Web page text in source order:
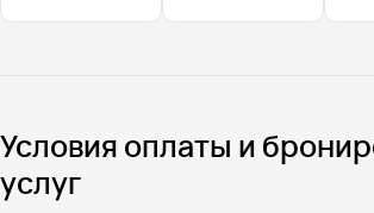
Условия оплаты и
услуг